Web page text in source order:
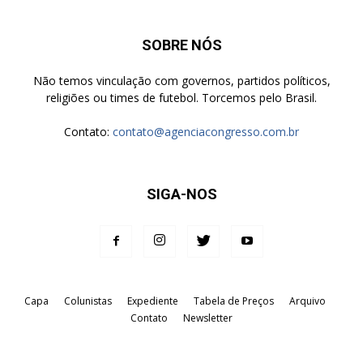
SOBRE NÓS
Não temos vinculação com governos, partidos políticos,
religiões ou times de futebol. Torcemos pelo Brasil.
Contato: contato@agenciacongresso.com.br
SIGA-NOS
Capa Colunistas Expediente Tabela de Preços
Arquivo
Contato
Newsletter